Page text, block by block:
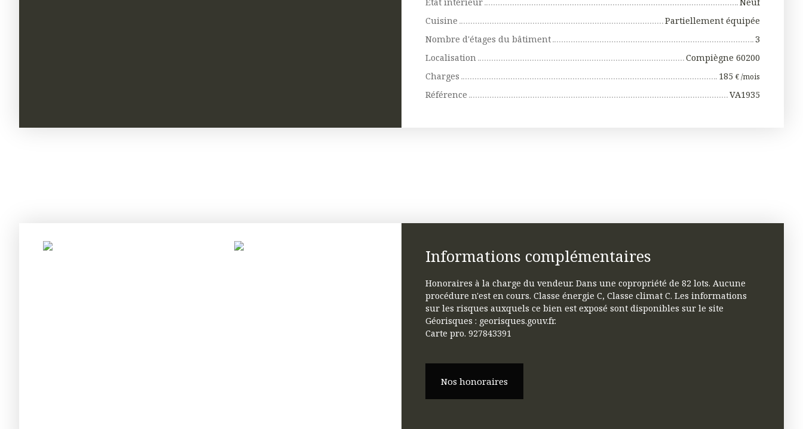
État intérieur
Neuf
Cuisine
Partiellement équipée
Nombre d'étages du bâtiment
3
Localisation
Compiègne 60200
Charges
185 € /mois
Référence VA1935
Informations complémentaires
Honoraires à la charge du vendeur. Dans une copropriété de 82 lots. Aucune
procédure n'est en cours. Classe énergie C, Classe climat C. Les informations
sur les risques auxquels ce bien est exposé sont disponibles sur le site
Géorisques : georisques.gouv.fr.
Carte pro. 927843391
Nos honoraires